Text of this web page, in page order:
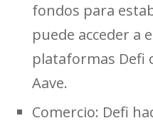
fondos para
puede acceder a
plataformas Defi
Aave.
Comercio: Defi